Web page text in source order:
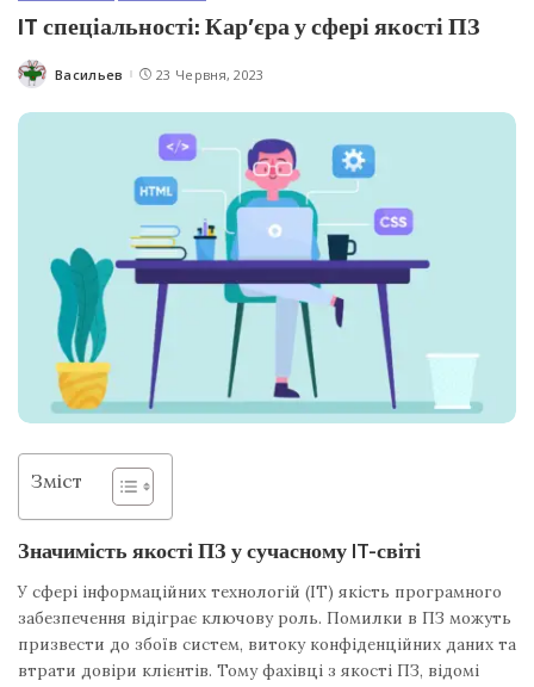
IT спеціальності: Кар’єра у сфері якості ПЗ
Posted
Васильев 23 Червня, 2023
Зміст
Значимість якості ПЗ у сучасному IT-світі
У сфері інформаційних технологій (IT) якість програмного
забезпечення відіграє ключову роль. Помилки в ПЗ можуть
призвести до збоїв систем, витоку конфіденційних даних та
втрати довіри клієнтів. Тому фахівці з якості ПЗ, відомі